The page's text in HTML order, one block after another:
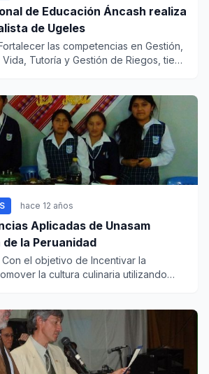
de Educación Áncash realiza
de Ugeles
las competencias en Gestión,
Tutoría y Gestión de Riegos, tiene
hace 12 años
Aplicadas de Unasam
de la Peruanidad
Con el objetivo de Incentivar la
la cultura culinaria utilizando